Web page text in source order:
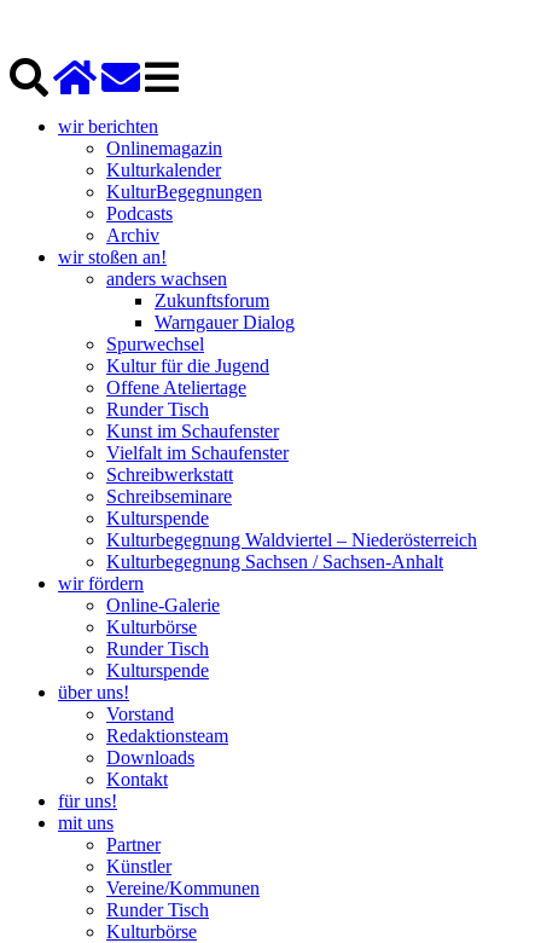
wir berichten
Onlinemagazin
Kulturkalender
KulturBegegnungen
Podcasts
Archiv
wir stoßen an!
anders wachsen
Zukunftsforum
Warngauer Dialog
Spurwechsel
Kultur für die Jugend
Offene Ateliertage
Runder Tisch
Kunst im Schaufenster
Vielfalt im Schaufenster
Schreibwerkstatt
Schreibseminare
Kulturspende
Kulturbegegnung Waldviertel – Niederösterreich
Kulturbegegnung Sachsen / Sachsen-Anhalt
wir fördern
Online-Galerie
Kulturbörse
Runder Tisch
Kulturspende
über uns!
Vorstand
Redaktionsteam
Downloads
Kontakt
für uns!
mit uns
Partner
Künstler
Vereine/Kommunen
Runder Tisch
Kulturbörse